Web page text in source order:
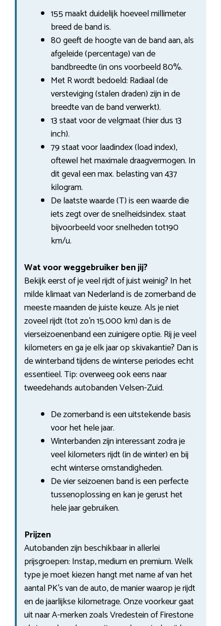
155 maakt duidelijk hoeveel millimeter
breed de band is.
80 geeft de hoogte van de band aan, als
afgeleide (percentage) van de
bandbreedte (in ons voorbeeld 80%.
Met R wordt bedoeld: Radiaal (de
versteviging (stalen draden) zijn in de
breedte van de band verwerkt).
13 staat voor de velgmaat (hier dus 13
inch).
79 staat voor laadindex (load index),
oftewel het maximale draagvermogen. In
dit geval een max. belasting van 437
kilogram.
De laatste waarde (T) is een waarde die
iets zegt over de snelheidsindex. staat
bijvoorbeeld voor snelheden tot190
km/u.
Wat voor weggebruiker ben jij?
Bekijk eerst of je veel rijdt of juist weinig? In het
milde klimaat van Nederland is de zomerband de
meeste maanden de juiste keuze. Als je niet
zoveel rijdt (tot zo’n 15.000 km) dan is de
vierseizoenenband een zuinigere optie. Rij je veel
kilometers en ga je elk jaar op skivakantie? Dan is
de winterband tijdens de winterse periodes echt
essentieel. Tip: overweeg ook eens naar
tweedehands autobanden Velsen-Zuid.
De zomerband is een uitstekende basis
voor het hele jaar.
Winterbanden zijn interessant zodra je
veel kilometers rijdt (in de winter) en bij
echt winterse omstandigheden.
De vier seizoenen band is een perfecte
tussenoplossing en kan je gerust het
hele jaar gebruiken.
Prijzen
Autobanden zijn beschikbaar in allerlei
prijsgroepen: Instap, medium en premium. Welk
type je moet kiezen hangt met name af van het
aantal PK’s van de auto, de manier waarop je rijdt
en de jaarlijkse kilometrage. Onze voorkeur gaat
uit naar A-merken zoals Vredestein of Firestone